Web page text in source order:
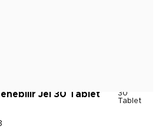
30
Tablet
Jel 30 Tablet